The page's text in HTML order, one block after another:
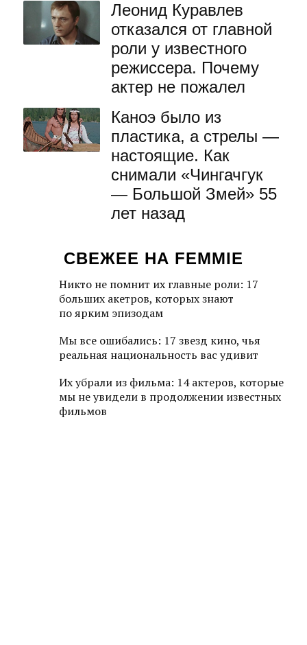
Леонид Куравлев
отказался от главной
роли у известного
режиссера. Почему
актер не пожалел
Каноэ было из
пластика, а стрелы —
настоящие. Как
снимали «Чингачгук
— Большой Змей» 55
лет назад
СВЕЖЕЕ НА FEMMIE
Никто не помнит их главные роли: 17
больших акетров, которых знают
по ярким эпизодам
Мы все ошибались: 17 звезд кино, чья
реальная национальность вас удивит
Их убрали из фильма: 14 актеров, которые
мы не увидели в продолжении известных
фильмов